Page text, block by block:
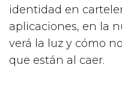
identidad en
aplicaciones, en la
verá la luz y cómo
que están al caer.